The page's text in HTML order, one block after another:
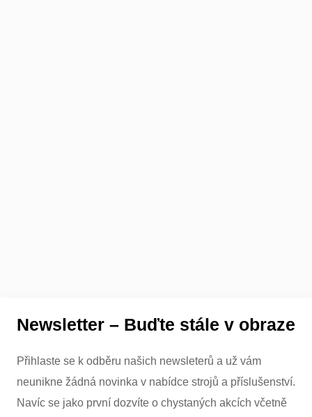
Newsletter – Buďte stále v obraze
Přihlaste se k odběru našich newsleterů a už vám
neunikne žádná novinka v nabídce strojů a příslušenství.
Navíc se jako první dozvíte o chystaných akcích včetně